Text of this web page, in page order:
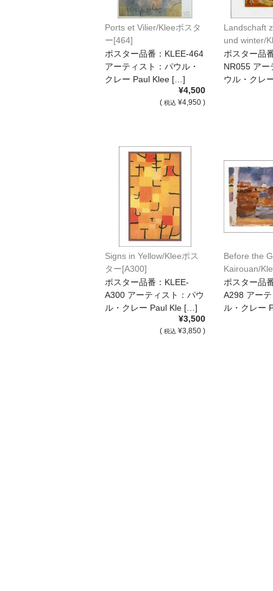
Ports et Vilier/Kleeポスタ
ー[464]
ポスター品番：KLEE-464
アーティスト：パウル・
クレー Paul Klee […]
¥4,500
( 税込 ¥4,950 )
Landschaft
und winter/
[NR055]
ポスター品
NR055 アー
ウル・クレ
Signs in Yellow/Kleeポス
ター[A300]
ポスター品番：KLEE-
A300 アーティスト：パウ
ル・クレー Paul Kle […]
¥3,500
( 税込 ¥3,850 )
Before the
Kairouan/
[A298]
ポスター品
A298 アー
ル・クレー